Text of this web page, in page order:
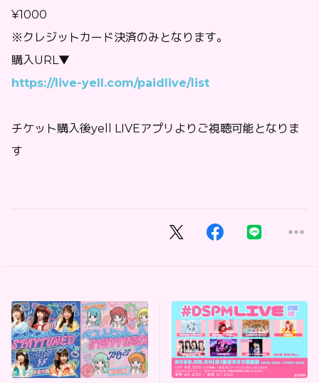
¥1000
※クレジットカード決済のみとなります。
購入URL▼
https://live-yell.com/paidlive/list
チケット購入後yell LIVEアプリよりご視聴可能となりま
す